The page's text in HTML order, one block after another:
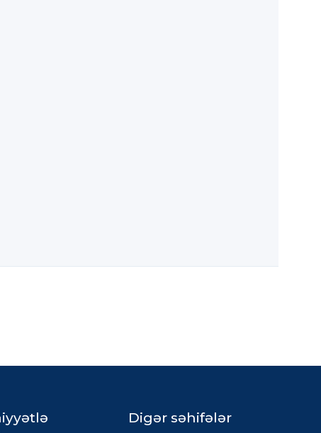
Digər səhifələr